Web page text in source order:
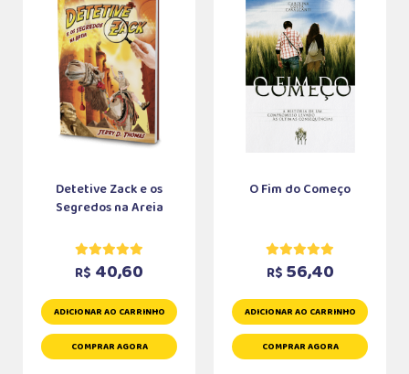
Detetive Zack e os
Segredos na Areia
R$ 40,60
ADICIONAR AO CARRINHO
COMPRAR AGORA
O Fim do Começo
R$ 56,40
ADICIONAR AO CARRINHO
COMPRAR AGORA